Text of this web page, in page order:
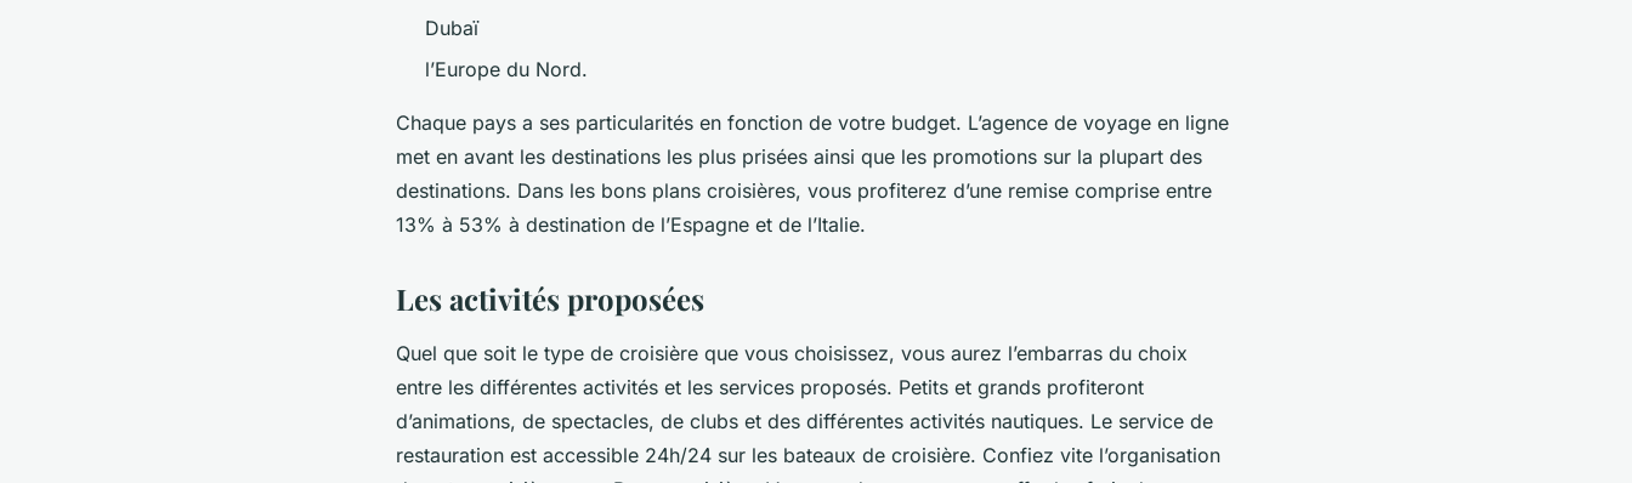
Dubaï
l’Europe du Nord.
Chaque pays a ses particularités en fonction de votre budget. L’agence de voyage en ligne
met en avant les destinations les plus prisées ainsi que les promotions sur la plupart des
destinations. Dans les bons plans croisières, vous profiterez d’une remise comprise entre
13% à 53% à destination de l’Espagne et de l’Italie.
Les activités proposées
Quel que soit le type de croisière que vous choisissez, vous aurez l’embarras du choix
entre les différentes activités et les services proposés. Petits et grands profiteront
d’animations, de spectacles, de clubs et des différentes activités nautiques. Le service de
restauration est accessible 24h/24 sur les bateaux de croisière. Confiez vite l’organisation